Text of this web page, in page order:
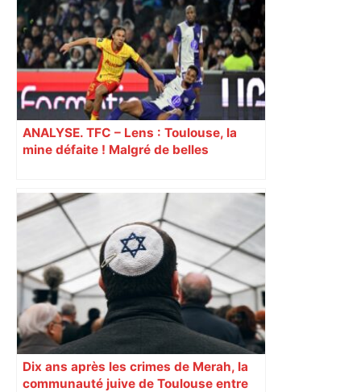
ANALYSE. TFC – Lens : Toulouse, la
mine défaite ! Malgré de belles
Dix ans après les crimes de Merah, la
communauté juive de Toulouse entre